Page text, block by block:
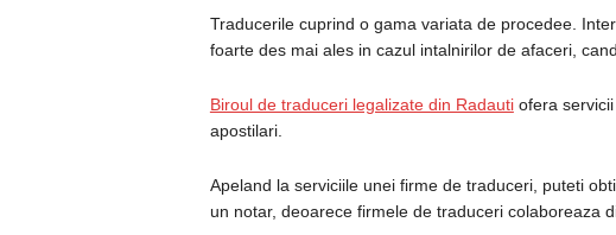
Traducerile cuprind o gama variata de procedee.
foarte des mai ales in cazul intalnirilor de afaceri,
Biroul de traduceri legalizate din Radautiofera servicii
apostilari.
Apeland la serviciile unei firme de traduceri, puteti
un notar, deoarece firmele de traduceri colaboreaza